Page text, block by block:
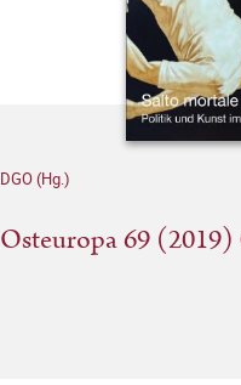
DGO (Hg.)
Osteuropa 69 (2019)